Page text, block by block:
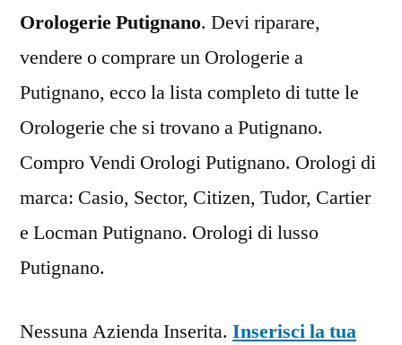
Orologerie Putignano. Devi riparare,
vendere o comprare un Orologerie a
Putignano, ecco la lista completo di tutte le
Orologerie che si trovano a Putignano.
Compro Vendi Orologi Putignano. Orologi di
marca: Casio, Sector, Citizen, Tudor, Cartier
e Locman Putignano. Orologi di lusso
Putignano.
Nessuna Azienda Inserita. Inserisci la tua